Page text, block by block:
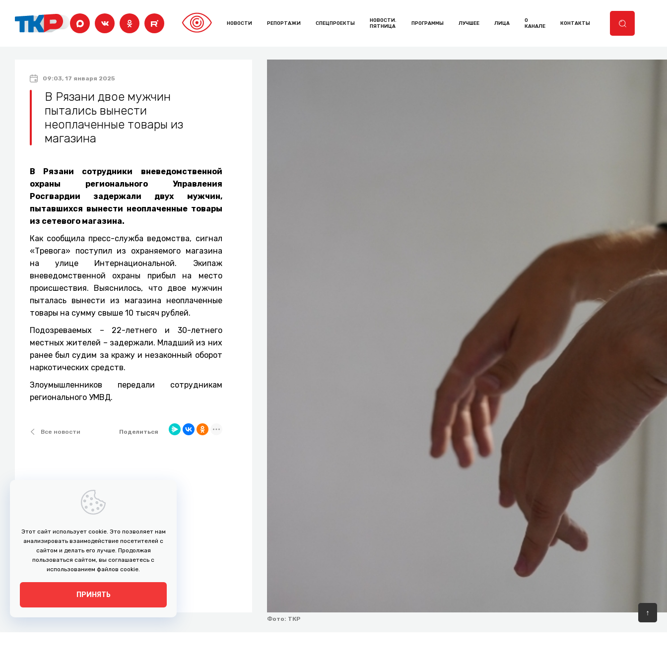
НОВОСТИ РЕПОРТАЖИ СПЕЦПРОЕКТЫ
НОВОСТИ.
ПЯТНИЦА
ПРОГРАММЫ ЛУЧШЕЕ ЛИЦА
О
КАНАЛЕ
КОНТАКТЫ
09:03, 17 января 2025
В Рязани двое мужчин
пытались вынести
неоплаченные товары из
магазина
В Рязани сотрудники вневедомственной
охраны регионального Управления
Росгвардии задержали двух мужчин,
пытавшихся вынести неоплаченные товары
из сетевого магазина.
Как сообщила пресс-служба ведомства, сигнал
«Тревога» поступил из охраняемого магазина
на улице Интернациональной. Экипаж
вневедомственной охраны прибыл на место
происшествия. Выяснилось, что двое мужчин
пыталась вынести из магазина неоплаченные
товары на сумму свыше 10 тысяч рублей.
Подозреваемых – 22-летнего и 30-летнего
местных жителей – задержали. Младший из них
ранее был судим за кражу и незаконный оборот
наркотических средств.
Злоумышленников передали сотрудникам
регионального УМВД.
Все новости Поделиться
Фото: ТКР
Этот сайт использует cookie. Это позволяет нам
анализировать взаимодействие посетителей с
сайтом и делать его лучше. Продолжая
пользоваться сайтом, вы соглашаетесь с
использованием файлов cookie.
ПРИНЯТЬ
↑